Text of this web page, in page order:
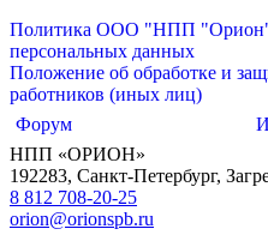
Политика ООО "НПП "Орион"
персональных данных
Положение об обработке и
работников (иных лиц)
Форум
НПП «ОРИОН»
192283, Санкт-Петербург,
8 812 708-20-25
orion@orionspb.ru